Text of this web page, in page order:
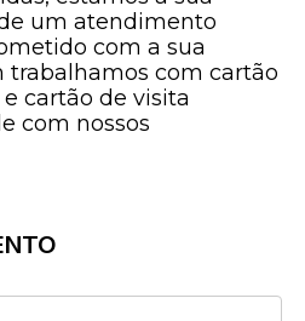
um atendimento
com a sua
trabalhamos com cartão
cartão de visita
com nossos